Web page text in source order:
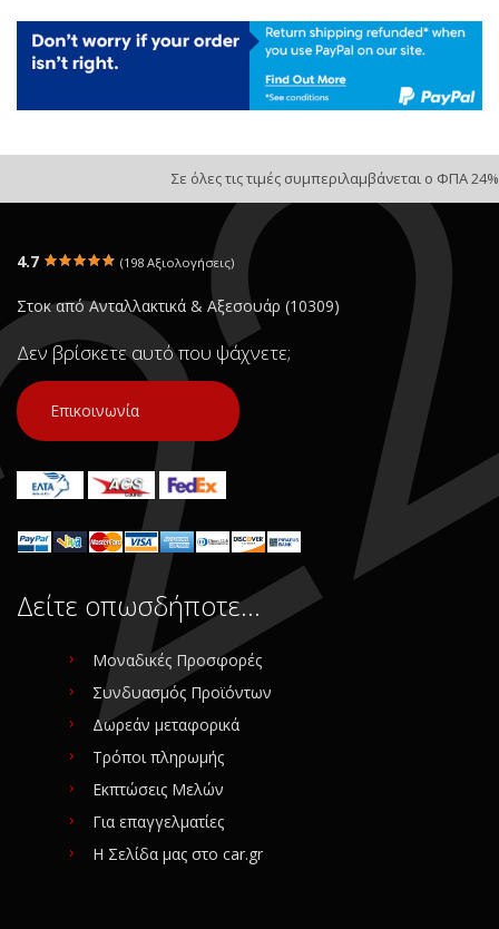
Σε όλες τις τιμές συμπεριλαμβάνεται ο ΦΠΑ 24%
4.7 (198 Αξιολογήσεις)
Στοκ από Ανταλλακτικά & Αξεσουάρ (10309)
Δεν βρίσκετε αυτό που ψάχνετε;
Επικοινωνία
Δείτε οπωσδήποτε…
Μοναδικές Προσφορές
Συνδυασμός Προϊόντων
Δωρεάν μεταφορικά
Τρόποι πληρωμής
Εκπτώσεις Μελών
Για επαγγελματίες
Η Σελίδα μας στο car.gr